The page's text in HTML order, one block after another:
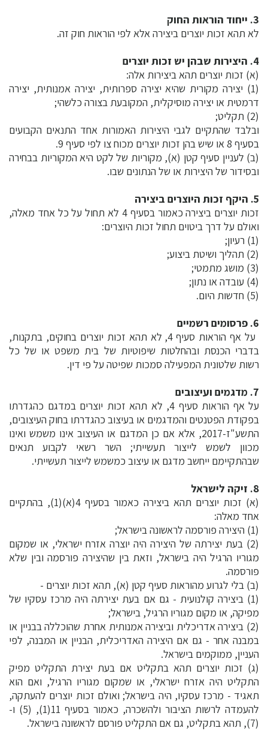
3. ייחוד הוראות החוק
לא תהא זכות יוצרים ביצירה אלא לפי הוראות חוק זה.
4. היצירות שבהן יש זכות יוצרים
(א) זכות יוצרים תהא ביצירות אלה:
(1) יצירה מקורית שהיא יצירה ספרותית, יצירה אמנותית, יצירה
דרמטית או יצירה מוסיקלית, המקובעת בצורה כלשהי;
(2) תקליט;
ובלבד שהתקיים לגבי היצירות האמורות אחד התנאים הקבועים
בסעיף 8 או שיש בהן זכות יוצרים מכוח צו לפי סעיף 9.
(ב) לעניין סעיף קטן (א), מקוריות של לקט היא המקוריות בבחירה
ובסידור של היצירות או של הנתונים שבו.
5. היקף זכות היוצרים ביצירה
זכות יוצרים ביצירה כאמור בסעיף 4 לא תחול על כל אחד מאלה,
ואולם על דרך ביטוים תחול זכות היוצרים:
(1) רעיון;
(2) תהליך ושיטת ביצוע;
(3) מושג מתמטי;
(4) עובדה או נתון;
(5) חדשות היום.
6. פרסומים רשמיים
על אף הוראות סעיף 4, לא תהא זכות יוצרים בחוקים, בתקנות,
בדברי הכנסת ובהחלטות שיפוטיות של בית משפט או של כל
רשות שלטונית המפעילה סמכות שפיטה על פי דין.
7. מדגמים ועיצובים
על אף הוראות סעיף 4, לא תהא זכות יוצרים במדגם כהגדרתו
בפקודת הפטנטים והמדגמים או בעיצוב כהגדרתו בחוק העיצובים,
התשע"ז-2017, אלא אם כן המדגם או העיצוב אינו משמש ואינו
מכוון לשמש לייצור תעשייתי; השר רשאי לקבוע תנאים
שבהתקיימם ייחשב מדגם או עיצוב כמשמש לייצור תעשייתי.
8. זיקה לישראל
(א) זכות יוצרים תהא ביצירה כאמור בסעיף 4(א)(1), בהתקיים
אחד מאלה:
(1) היצירה פורסמה לראשונה בישראל;
(2) בעת יצירתה של היצירה היה יוצרה אזרח ישראלי, או שמקום
מגוריו הרגיל היה בישראל, וזאת בין שהיצירה פורסמה ובין שלא
פורסמה.
(ב) בלי לגרוע מהוראות סעיף קטן (א), תהא זכות יוצרים -
(1) ביצירה קולנועית - גם אם בעת יצירתה היה מרכז עסקיו של
מפיקה, או מקום מגוריו הרגיל, בישראל;
(2) ביצירה אדריכלית וביצירה אמנותית אחרת שהוכללה בבניין או
במבנה אחר - גם אם היצירה האדריכלית, הבניין או המבנה, לפי
העניין, ממוקמים בישראל.
(ג) זכות יוצרים תהא בתקליט אם בעת יצירת התקליט מפיק
התקליט היה אזרח ישראלי, או שמקום מגוריו הרגיל, ואם הוא
תאגיד - מרכז עסקיו, היה בישראל; ואולם זכות יוצרים להעתקה,
להעמדה לרשות הציבור ולהשכרה, כאמור בסעיף 11(1), (5) ו-
(7), תהא בתקליט, גם אם התקליט פורסם לראשונה בישראל.